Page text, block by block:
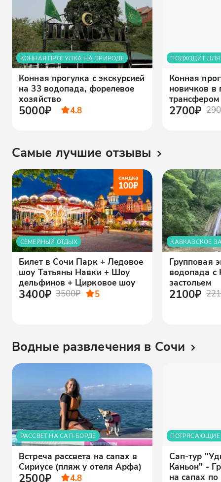
КОННАЯ ПРОГУЛКА НА ПРИРОДЕ
Конная прогулка с экскурсией
на 33 водопада, форелевое
хозяйство
5000₽ 4.8
ПОДХОДИТ ДЛЯ
Конная
новичков в
трансфером
2700₽
Самые лучшие отзывы
скидка
100₽
СЕМЕЙНЫЙ ОТДЫХ
Билет в Сочи Парк + Ледовое
шоу Татьяны Навки + Шоу
дельфинов + Цирковое шоу
3400₽ 3500₽ 5
КАВКАЗСКОЕ
Групповая
водопада с
застольем
2100₽
Водные развлечения в Сочи
РАССВЕТ НА САП-БОРДЕ
Встреча рассвета на сапах в
Сириусе (пляж у отеля Арфа)
2500₽ 4.8
Сап-тур
Каньон" -
на сапах по